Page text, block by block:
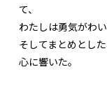
て、
わたしは勇気がわ
そしてまとめとし
心に響いた。